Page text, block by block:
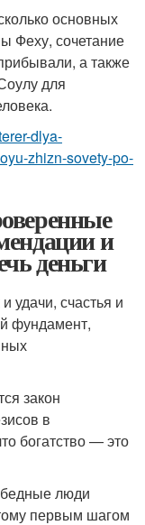
основных
Феху, сочетание
а также
для
dlya-
zhizn-sovety-po-
и
деньги
удачи, счастья и
фундамент,
закон
в
богатство — это
люди
первым шагом